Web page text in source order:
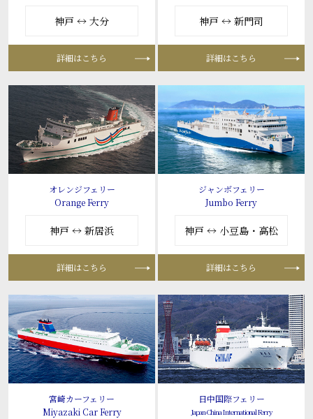
神戸 ↔ 大分
詳細はこちら
神戸 ↔ 新門司
詳細はこちら
オレンジフェリー
Orange Ferry
神戸 ↔ 新居浜
詳細はこちら
ジャンボフェリー
Jumbo Ferry
神戸 ↔ 小豆島・高松
詳細はこちら
宮崎カーフェリー
Miyazaki Car Ferry
日中国際フェリー
Japan-China International Ferry